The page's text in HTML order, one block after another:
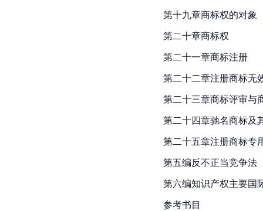
第十九章商标权的对象
第二十章商标权
第二十一章商标注册
第二十二章注册商标无
第二十三章商标评审与
第二十四章驰名商标及
第二十五章注册商标专
第五编反不正当竞争法
第六编知识产权主要国
参考书目